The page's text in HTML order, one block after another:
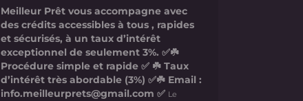
Meilleur Prêt vous accompagne avec
des crédits accessibles à tous , rapides
et sécurisés, à un taux d’intérêt
exceptionnel de seulement 3%. ✅☘️
Procédure simple et rapide ✅ ☘️ Taux
d’intérêt très abordable (3%) ✅☘️ Email :
info.meilleurprets@gmail.com ✅ Le